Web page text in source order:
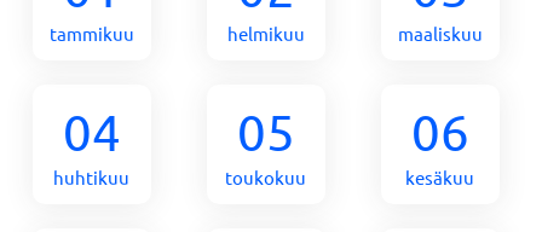
tammikuu helmikuu maaliskuu
04
huhtikuu
05
toukokuu
06
kesäkuu